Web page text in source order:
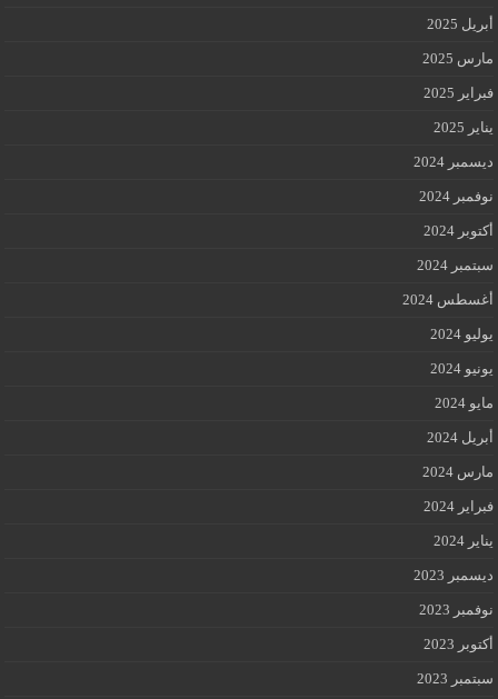
أبريل 2025
مارس 2025
فبراير 2025
يناير 2025
ديسمبر 2024
نوفمبر 2024
أكتوبر 2024
سبتمبر 2024
أغسطس 2024
يوليو 2024
يونيو 2024
مايو 2024
أبريل 2024
مارس 2024
فبراير 2024
يناير 2024
ديسمبر 2023
نوفمبر 2023
أكتوبر 2023
سبتمبر 2023